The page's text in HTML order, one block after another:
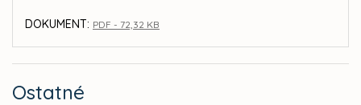
DOKUMENT: PDF - 72,32 KB
Ostatné